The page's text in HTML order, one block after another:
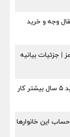
پول ایران با کد *98# | انتقال وجه و خرید
| جزئیات بیانیه
شرط جدید بازنشستگی اجرایی شد؛ این افراد باید ۵ سال بیشتر کار
کرد | فردا حساب این خانوارها